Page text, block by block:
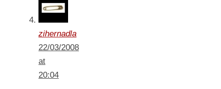
zihernadla
22/03/2008
at
20:04